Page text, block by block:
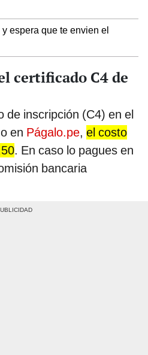
espera que te envien el
certificado C4 de
de inscripción (C4) en el
o en Págalo.pe, el costo
. En caso lo pagues en
bancaria